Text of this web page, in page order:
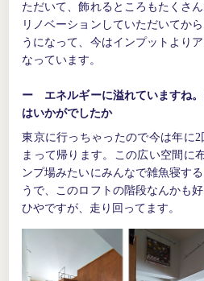
ただいて、飾れるところもたくさ
リノベーションしていただいてか
うになって、今はインプットより
なっています。
ー エネルギーに溢れていますね
はいかがでしたか
東京に行っちゃったので今は年に
まって帰ります。この広い空間に
ンプ場みたいにみんなで雑魚寝す
うで、このロフトの階段なんかも
ひやですが、走り回ってます。